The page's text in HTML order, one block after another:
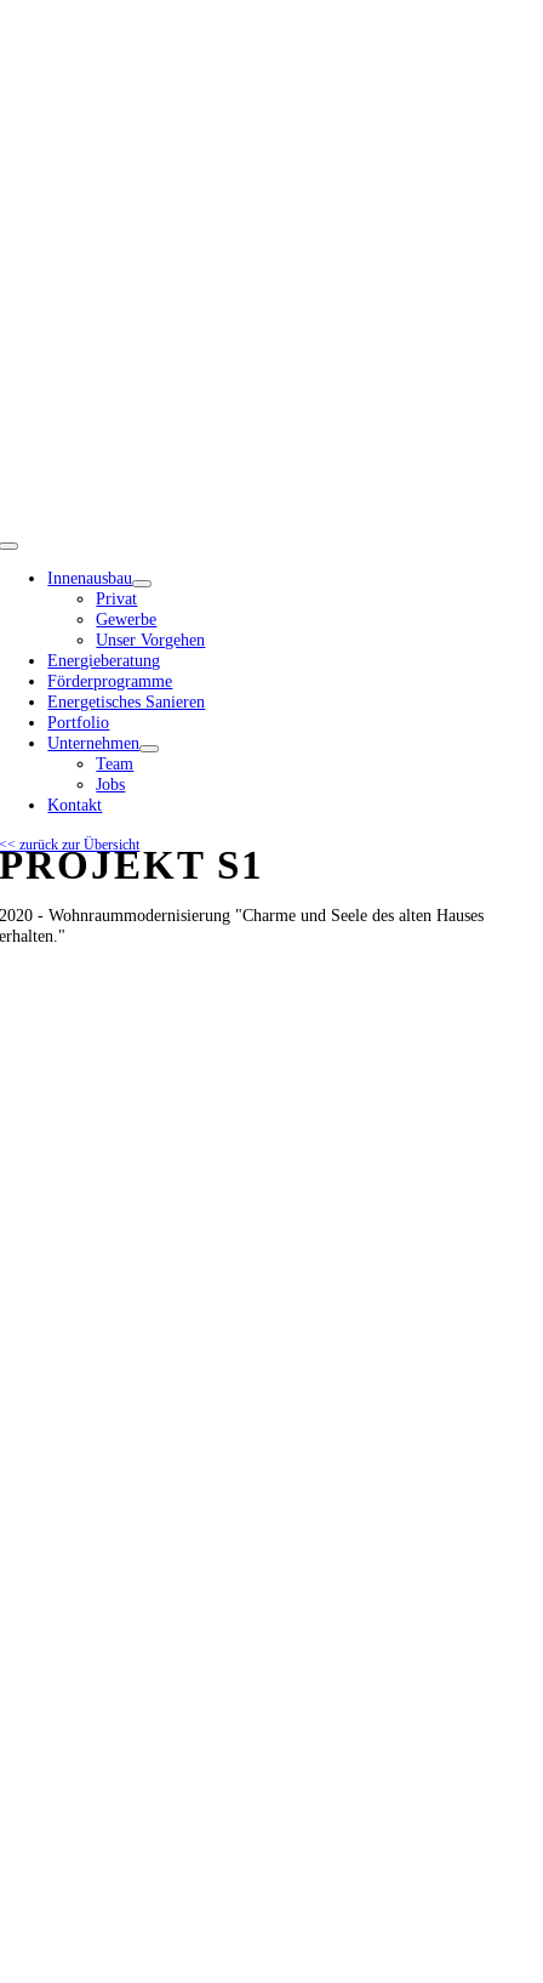
Toggle
NavigationInnenausbau
Privat
Gewerbe
Unser Vorgehen
Energieberatung
Förderprogramme
Energetisches Sanieren
Portfolio
Unternehmen
Team
Jobs
Kontakt
<< zurück zur Übersicht
PROJEKT S1
2020 - Wohnraummodernisierung "Charme und Seele des alten Hauses
erhalten."